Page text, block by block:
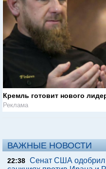
Кремль готовит нового
Реклама
ВАЖНЫЕ НОВОСТИ
22:38 Сенат США одобрил